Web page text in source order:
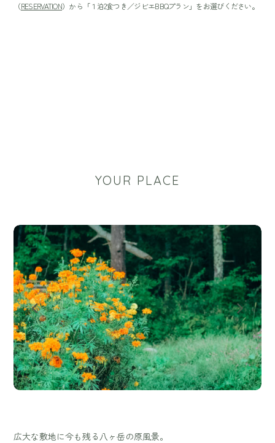
（RESERVATION）から「１泊2食つき／ジビエBBQプラン」をお選びください。
YOUR PLACE
広大な敷地に今も残る八ヶ岳の原風景。